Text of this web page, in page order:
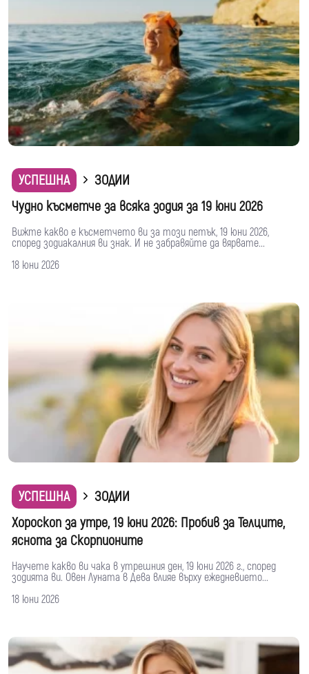
УСПЕШНА
ЗОДИИ
Чудно късметче за всяка зодия за 19 юни 2026
Вижте какво е късметчето ви за този петък, 19 юни 2026,
според зодиакалния ви знак. И не забравяйте да вярвате...
18 юни 2026
УСПЕШНА
ЗОДИИ
Хороскоп за утре, 19 юни 2026: Пробив за Телците,
яснота за Скорпионите
Научете какво ви чака в утрешния ден, 19 юни 2026 г., според
зодията ви. Овен Луната в Дева влияе върху ежедневието...
18 юни 2026